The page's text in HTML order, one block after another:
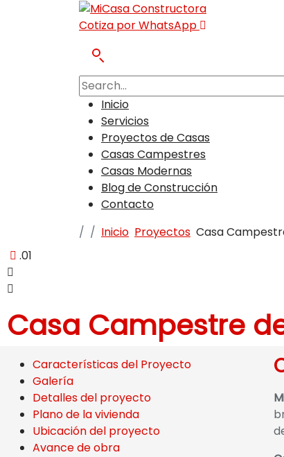
Cotiza por WhatsApp
Inicio
Servicios
Proyectos de Casas
Casas Campestres
Casas Modernas
Blog de Construcción
Contacto
Inicio Proyectos Casa
.01
Casa Campestre
Características del Proyecto
Galería
Detalles del proyecto
Plano de la vivienda
Ubicación del proyecto
Avance de obra